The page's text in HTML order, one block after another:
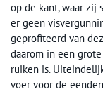
op de kant, waar zij
er geen
geprofiteerd van
daarom in een
ruiken is.
voer voor de